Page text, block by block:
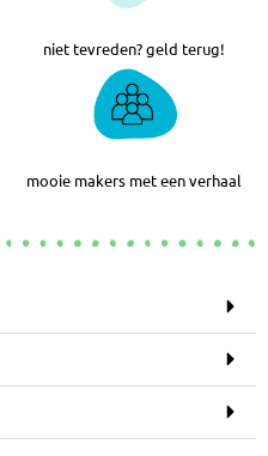
niet tevreden? geld terug!
mooie makers met een verhaal